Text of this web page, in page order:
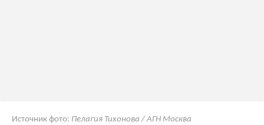
Источник фото: Пелагия Тихонова / АГН Москва